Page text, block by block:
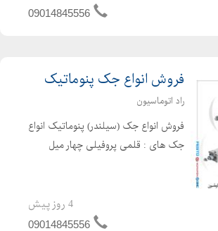
۲/۲ اوپن و کلوز، ۳/۲ اوپن و کلوز، ۵/۲
09014845556
فروش انواع جک پنوماتیک
راد اتوماسیون
فروش انواع جک (سیلندر) پنوماتیک انواع
جک های : قلمی پروفیلی چهار میل
نورگرن رکسروت بوش SMC ایرکنترل
4 روز پیش
09014845556